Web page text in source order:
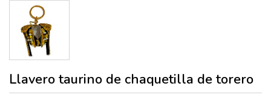
Llavero taurino de chaquetilla de torero